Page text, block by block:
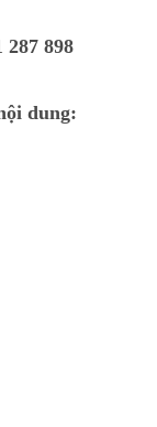
287 898
dung: